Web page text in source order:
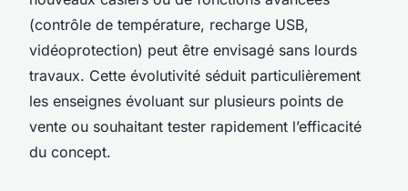
(contrôle de température, recharge USB,
vidéoprotection) peut être envisagé sans lourds
travaux. Cette évolutivité séduit particulièrement
les enseignes évoluant sur plusieurs points de
vente ou souhaitant tester rapidement l’efficacité
du concept.